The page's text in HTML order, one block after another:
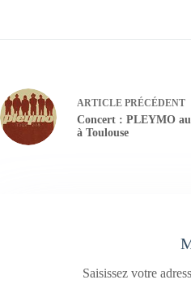
ARTICLE PRÉCÉDENT
Concert : PLEYMO
à Toulouse
Saisissez votre